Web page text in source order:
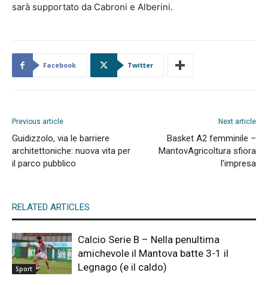
sarà supportato da Cabroni e Alberini.
Facebook Twitter
Previous article
Guidizzolo, via le barriere
architettoniche: nuova vita per
il parco pubblico
Next article
Basket A2 femminile –
MantovAgricoltura sfiora
l’impresa
RELATED ARTICLES
Sport
Calcio Serie B – Nella penultima
amichevole il Mantova batte 3-1 il
Legnago (e il caldo)